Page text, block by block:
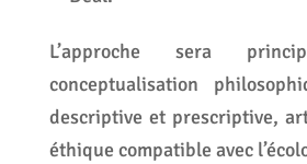
L’approche sera
conceptualisation
descriptive et prescriptive,
éthique compatible avec